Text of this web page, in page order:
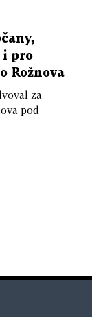
i pro
Rožnova
za
pod